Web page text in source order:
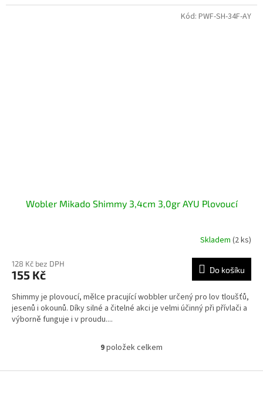
Wobler Mikado Shimmy 3,4cm 3,0gr AYU Plovoucí
Skladem (2 ks)
128 Kč bez DPH
155 Kč Do košíku
Shimmy je plovoucí, mělce pracující wobbler určený pro lov tloušťů,
jesenů i okounů. Díky silné a čitelné akci je velmi účinný při přívlači a
výborně funguje i v proudu....
Kód: PWF-SH-34F-AY
O
l
9položek celkem